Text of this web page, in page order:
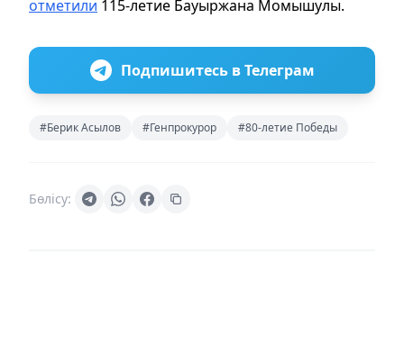
отметили 115-летие Бауыржана Момышулы.
Подпишитесь в Телеграм
#Берик Асылов #Генпрокурор #80-летие Победы
Бөлісу: